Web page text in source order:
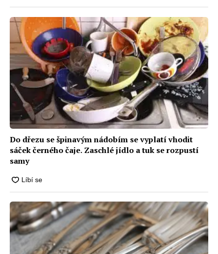
Do dřezu se špinavým nádobím se vyplatí vhodit
sáček černého čaje. Zaschlé jídlo a tuk se rozpustí
samy